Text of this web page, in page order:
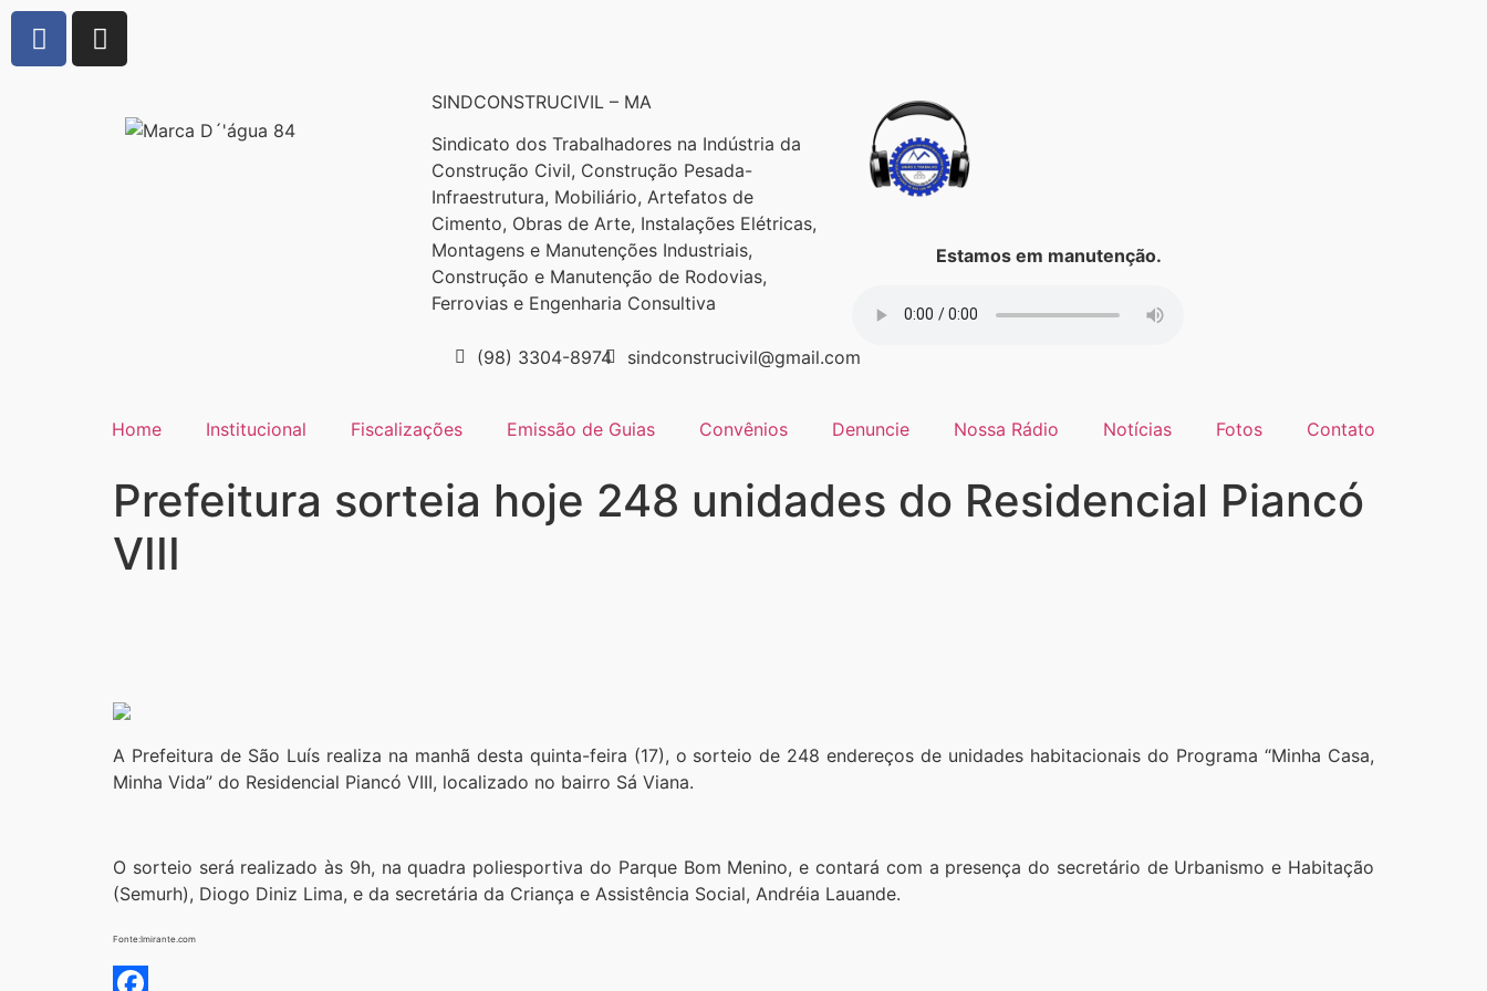
SINDCONSTRUCIVIL – MA
Sindicato dos Trabalhadores na Indústria da
Construção Civil, Construção Pesada-
Infraestrutura, Mobiliário, Artefatos de
Cimento, Obras de Arte, Instalações Elétricas,
Montagens e Manutenções Industriais,
Construção e Manutenção de Rodovias,
Ferrovias e Engenharia Consultiva
(98) 3304-8974 sindconstrucivil@gmail.com
Estamos em manutenção.
Home Institucional Fiscalizações Emissão de Guias Convênios Denuncie Nossa Rádio Notícias Fotos Contato
Prefeitura sorteia hoje 248 unidades do Residencial Piancó
VIII
A Prefeitura de São Luís realiza na manhã desta quinta-feira (17), o sorteio de 248 endereços de unidades habitacionais do Programa “Minha Casa,
Minha Vida” do Residencial Piancó VIII, localizado no bairro Sá Viana.
O sorteio será realizado às 9h, na quadra poliesportiva do Parque Bom Menino, e contará com a presença do secretário de Urbanismo e Habitação
(Semurh), Diogo Diniz Lima, e da secretária da Criança e Assistência Social, Andréia Lauande.
Fonte:Imirante.com